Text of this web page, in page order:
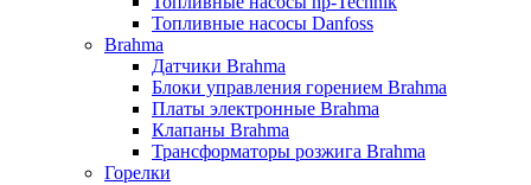
Топливные насосы Danfoss
Brahma
Датчики Brahma
Блоки управления горением Brahma
Платы электронные Brahma
Клапаны Brahma
Трансформаторы розжига Brahma
Горелки